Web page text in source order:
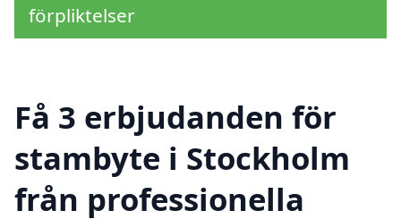
förpliktelser
Få 3 erbjudanden för
stambyte i Stockholm
från professionella